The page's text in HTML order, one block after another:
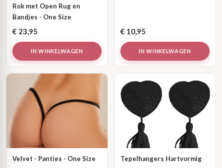
Rok met Open Rug en
Bandjes - One Size
€ 23,95
IN WINKELWAGEN
€ 10,95
IN WINKELWAGEN
Velvet - Panties - One Size Tepelhangers Hartvormig